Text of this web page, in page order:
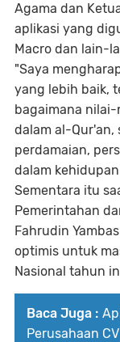
Agama dan
aplikasi yang
Macro dan lain-
"Saya
yang lebih baik,
bagaimana
dalam al-Qur'an,
perdamaian,
dalam
Sementara itu
Pemerintahan
Fahrudin
optimis untuk
Nasional tahun
Baca Juga :
Perusahaan